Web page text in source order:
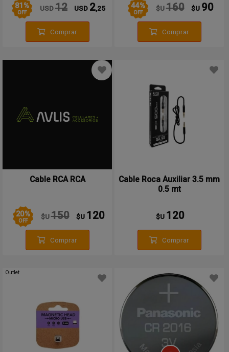
81 %
OFF USD12 USD 2,25
Comprar
44%
OFF $U160 $U 90
Comprar
Cable RCA RCA
20%
OFF $U150 $U 120
Comprar
Cable Roca Auxiliar 3.5 mm
0.5 mt
$U 120
Comprar
Outlet